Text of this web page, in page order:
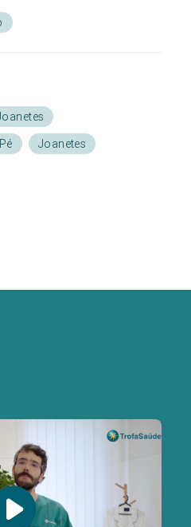
Joanetes